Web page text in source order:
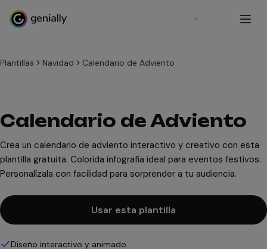
Regístrate
Plantillas Navidad Calendario de Adviento
Calendario de Adviento
Crea un calendario de adviento interactivo y creativo con esta
plantilla gratuita. Colorida infografía ideal para eventos festivos.
Personalízala con facilidad para sorprender a tu audiencia.
Usar esta plantilla
Diseño interactivo y animado